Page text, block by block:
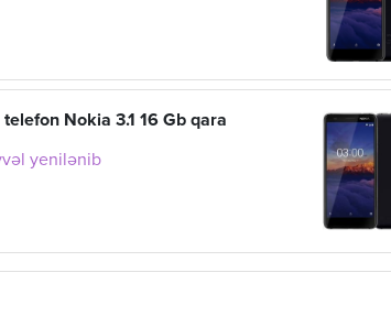
Nokia 3.1 16 Gb qara
yenilənib